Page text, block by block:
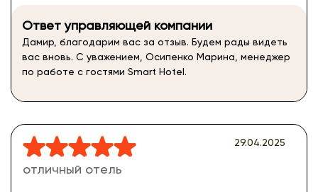
Ответ управляющей компании
Дамир, благодарим вас за отзыв. Будем рады видеть
вас вновь. С уважением, Осипенко Марина, менеджер
по работе с гостями Smart Hotel.
отличный отель
29.04.2025